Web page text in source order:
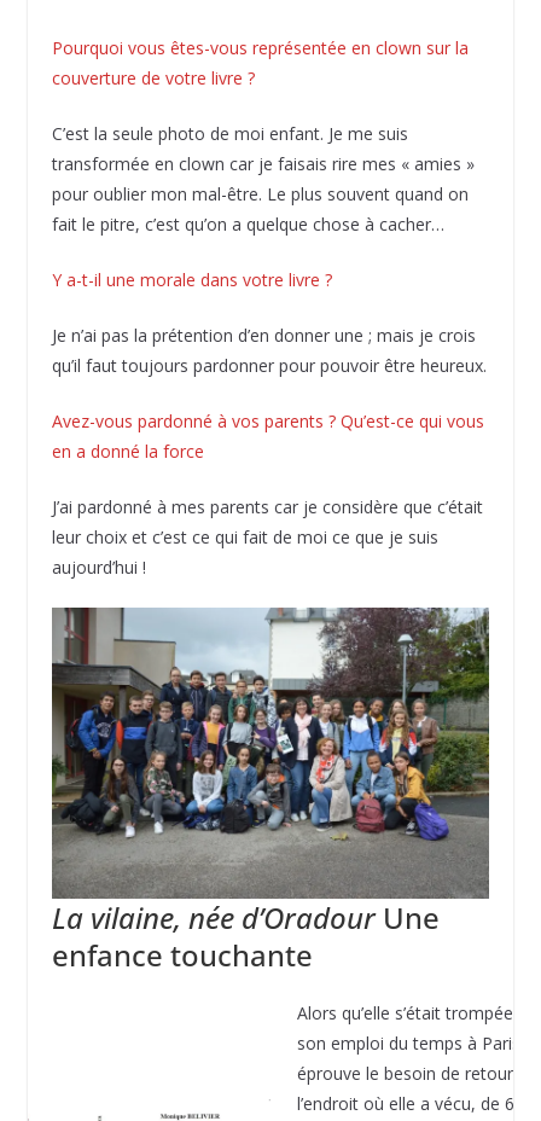
Pourquoi vous êtes-vous représentée en clown sur la
couverture de votre livre ?
C’est la seule photo de moi enfant. Je me suis
transformée en clown car je faisais rire mes « amies »
pour oublier mon mal-être. Le plus souvent quand on
fait le pitre, c’est qu’on a quelque chose à cacher…
Y a-t-il une morale dans votre livre ?
Je n’ai pas la prétention d’en donner une ; mais je crois
qu’il faut toujours pardonner pour pouvoir être heureux.
Avez-vous pardonné à vos parents ? Qu’est-ce qui vous
en a donné la force
J’ai pardonné à mes parents car je considère que c’était
leur choix et c’est ce qui fait de moi ce que je suis
aujourd’hui !
La vilaine, née d’OradourUne
enfance touchante
Alors qu’elle s’était trompée
son emploi du temps à Paris,
éprouve le besoin de
l’endroit où elle a vécu, de 6 à